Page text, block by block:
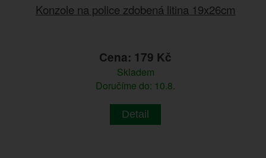
Konzole na police zdobená litina 19x26cm
Cena: 179 Kč
Skladem
Doručíme do: 10.8.
Detail